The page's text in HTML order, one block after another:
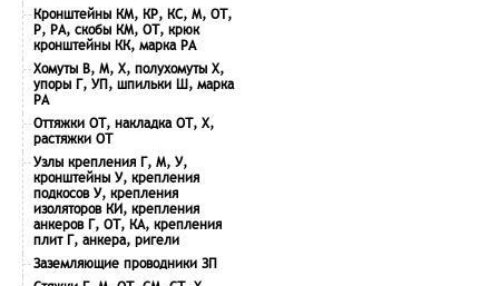
Кронштейны КМ, КР, КС, М, ОТ,
Р, РА, скобы КМ, ОТ, крюк
кронштейны КК, марка РА
Хомуты В, М, Х, полухомуты Х,
упоры Г, УП, шпильки Ш, марка
РА
Оттяжки ОТ, накладка ОТ, Х,
растяжки ОТ
Узлы крепления Г, М, У,
кронштейны У, крепления
подкосов У, крепления
изоляторов КИ, крепления
анкеров Г, ОТ, КА, крепления
плит Г, анкера, ригели
Заземляющие проводники ЗП